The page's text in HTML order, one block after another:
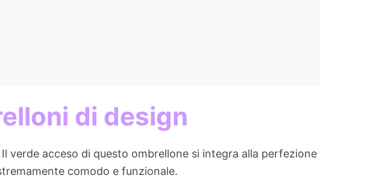
di design
verde acceso di questo ombrellone si integra alla perfezione
comodo e funzionale.